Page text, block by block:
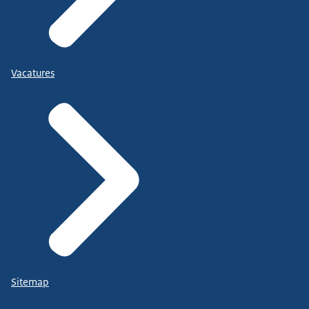
Vacatures
Sitemap